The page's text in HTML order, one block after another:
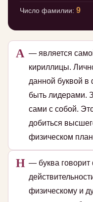
Число фамилии: 9
А — является
кириллицы.
данной буквой в
быть лидерами.
сами с собой.
добиться
физическом
Н — буква говорит
физическому и